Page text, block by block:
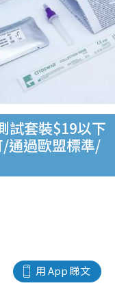
試套裝$19以下
通過歐盟標準/
用 App 睇文